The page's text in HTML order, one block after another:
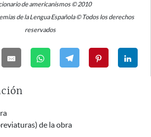
de americanismos © 2010
de la Lengua Española © Todos los derechos
reservados
de la obra